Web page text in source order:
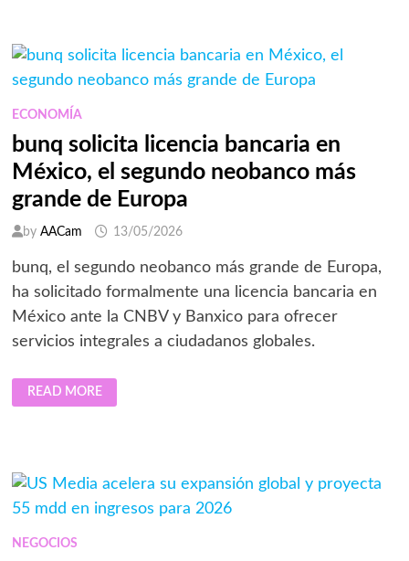
ECONOMÍA
bunq solicita licencia bancaria en
México, el segundo neobanco más
grande de Europa
by AACam 13/05/2026
bunq, el segundo neobanco más grande de Europa,
ha solicitado formalmente una licencia bancaria en
México ante la CNBV y Banxico para ofrecer
servicios integrales a ciudadanos globales.
BUNQ
SOLICITA
LICENCIA
SEGUNDO
NEOBANCO
MÁS
GRANDE
EUROPA
READ MORE
NEGOCIOS